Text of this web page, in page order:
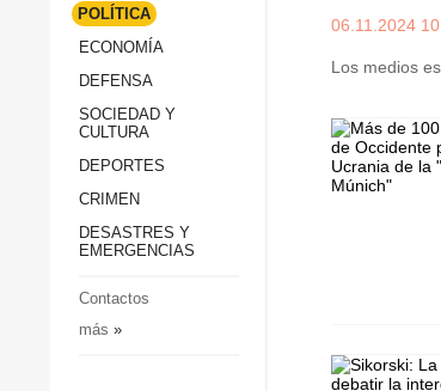
Reconstrucción de
Sociedad y Cultura
Desastres y emergencias
POLÍTICA
ECONOMÍA
DEFENSA
SOCIEDAD Y
CULTURA
DEPORTES
CRIMEN
DESASTRES Y
EMERGENCIAS
Contactos
más »
06.11.2024
Los medios